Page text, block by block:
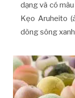
dạng và có
Kẹo Aruheito
dòng sông